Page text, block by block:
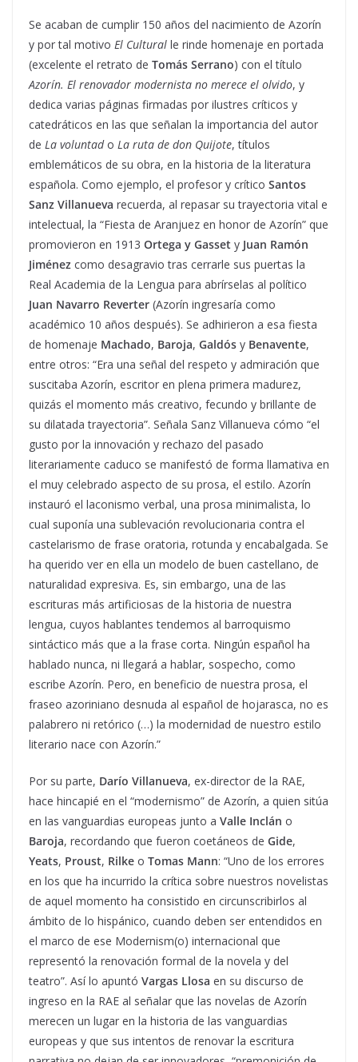
Se acaban de cumplir 150 años del nacimiento de Azorín
y por tal motivo El Cultural le rinde homenaje en portada
(excelente el retrato de Tomás Serrano) con el título
Azorín. El renovador modernista no merece el olvido, y
dedica varias páginas firmadas por ilustres críticos y
catedráticos en las que señalan la importancia del autor
de La voluntado La ruta de don Quijote, títulos
emblemáticos de su obra, en la historia de la literatura
española. Como ejemplo, el profesor y crítico Santos
Sanz Villanueva recuerda, al repasar su trayectoria vital e
intelectual, la “Fiesta de Aranjuez en honor de Azorín” que
promovieron en 1913 Ortega y Gasset y Juan Ramón
Jiménez como desagravio tras cerrarle sus puertas la
Real Academia de la Lengua para abrírselas al político
Juan Navarro Reverter (Azorín ingresaría como
académico 10 años después). Se adhirieron a esa fiesta
de homenaje Machado, Baroja, Galdós y Benavente,
entre otros: “Era una señal del respeto y admiración que
suscitaba Azorín, escritor en plena primera madurez,
quizás el momento más creativo, fecundo y brillante de
su dilatada trayectoria”. Señala Sanz Villanueva cómo “el
gusto por la innovación y rechazo del pasado
literariamente caduco se manifestó de forma llamativa en
el muy celebrado aspecto de su prosa, el estilo. Azorín
instauró el laconismo verbal, una prosa minimalista, lo
cual suponía una sublevación revolucionaria contra el
castelarismo de frase oratoria, rotunda y encabalgada. Se
ha querido ver en ella un modelo de buen castellano, de
naturalidad expresiva. Es, sin embargo, una de las
escrituras más artificiosas de la historia de nuestra
lengua, cuyos hablantes tendemos al barroquismo
sintáctico más que a la frase corta. Ningún español ha
hablado nunca, ni llegará a hablar, sospecho, como
escribe Azorín. Pero, en beneficio de nuestra prosa, el
fraseo azoriniano desnuda al español de hojarasca, no es
palabrero ni retórico (…) la modernidad de nuestro estilo
literario nace con Azorín.”
Por su parte, Darío Villanueva, ex-director de la RAE,
hace hincapié en el “modernismo” de Azorín, a quien sitúa
en las vanguardias europeas junto a Valle Inclán o
Baroja, recordando que fueron coetáneos de Gide,
Yeats, Proust, Rilke o Tomas Mann: “Uno de los errores
en los que ha incurrido la crítica sobre nuestros novelistas
de aquel momento ha consistido en circunscribirlos al
ámbito de lo hispánico, cuando deben ser entendidos en
el marco de ese Modernism(o) internacional que
representó la renovación formal de la novela y del
teatro”. Así lo apuntó Vargas Llosa en su discurso de
ingreso en la RAE al señalar que las novelas de Azorín
merecen un lugar en la historia de las vanguardias
europeas y que sus intentos de renovar la escritura